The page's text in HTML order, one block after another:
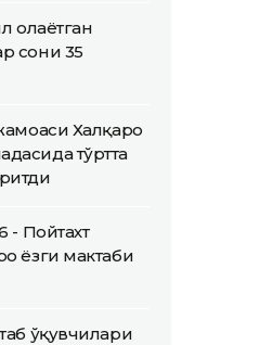
олаётган
сони 35
Халқаро
тўртта
- Пойтахт
ёзги мактаби
ўқувчилари